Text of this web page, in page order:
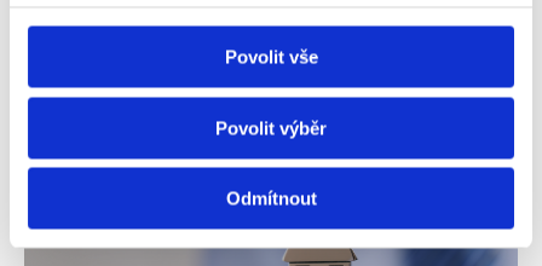
Povolit vše
Povolit výběr
Odmítnout